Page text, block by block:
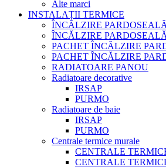
Alte marci
INSTALAȚII TERMICE
ÎNCĂLZIRE
ÎNCĂLZIRE
PACHET ÎNCĂLZIRE
PACHET ÎNCĂLZIRE
RADIATOARE PANOU
Radiatoare decorative
IRSAP
PURMO
Radiatoare de baie
IRSAP
PURMO
Centrale termice murale
CENTRALE
CENTRALE